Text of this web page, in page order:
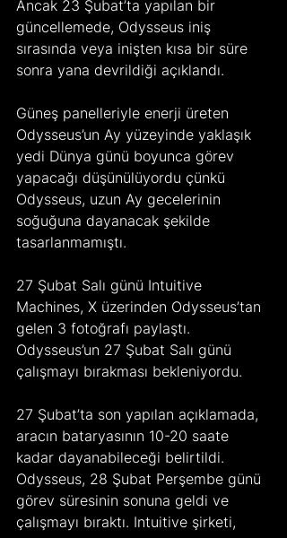
Ancak 23 Şubat’ta yapılan bir
güncellemede, Odysseus iniş
sırasında veya inişten kısa bir süre
sonra yana devrildiği açıklandı.
Güneş panelleriyle enerji üreten
Odysseus’un Ay yüzeyinde yaklaşık
yedi Dünya günü boyunca görev
yapacağı düşünülüyordu çünkü
Odysseus, uzun Ay gecelerinin
soğuğuna dayanacak şekilde
tasarlanmamıştı.
27 Şubat Salı günü Intuitive
Machines, X üzerinden Odysseus’tan
gelen 3 fotoğrafı paylaştı.
Odysseus’un 27 Şubat Salı günü
çalışmayı bırakması bekleniyordu.
27 Şubat’ta son yapılan açıklamada,
aracın bataryasının 10-20 saate
kadar dayanabileceği belirtildi.
Odysseus, 28 Şubat Perşembe günü
görev süresinin sonuna geldi ve
çalışmayı bıraktı. Intuitive şirketi,